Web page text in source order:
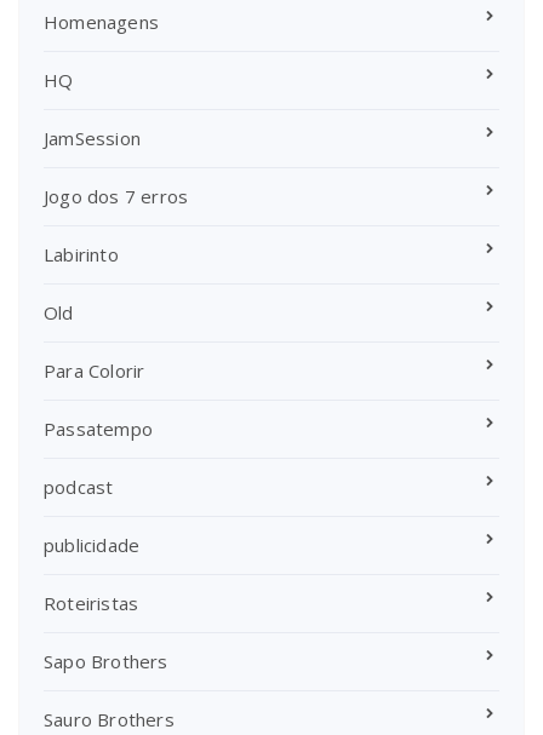
Homenagens
HQ
JamSession
Jogo dos 7 erros
Labirinto
Old
Para Colorir
Passatempo
podcast
publicidade
Roteiristas
Sapo Brothers
Sauro Brothers